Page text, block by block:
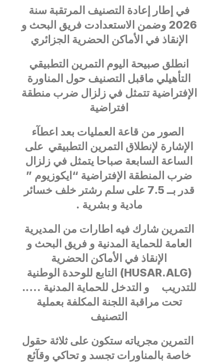
في إطار إعادة التصنيف المرتقبة سنة
2026 وضمن الاستعدادت فريق البحث و
الإنقاذ في الأماكن الحضرية الجزائري
انطلق صبيحة اليوم التمرين التطبيقي
التأهيلي ماقبل التصنيف حول المناورة
الإفتراضية تتمثل في زلزال ضرب منطقة
افتراضية
الصور من قاعة العمليات بعد اعطآء
الإشارة لإنطلاق التمرين التطبيقي على
الساعة السابعة صباحا يتمثل في زلزال
ضرب المنطقة الإفتراضية “ايكوزيوم ”
قدر بــ 7.5 على سلم رشتر خلف خسائر
مادية و بشرية .
التمرين شارك فيه اطارات من المديرية
العامة للحماية المدنية و فريق البحث و
الإنقاذ في الأماكن الحضرية
(HUSAR.ALG) التابع للوحدة الوطنية
للتدريب و التدخل للحماية المدنية …..
تحت مراقبة اللجنة المكلفة بعملية
التصنيف
التمرين مجرياته ستكون على ثلاثة حقول
خاصة بالمناورات تجسد و تحاكي وقآئع